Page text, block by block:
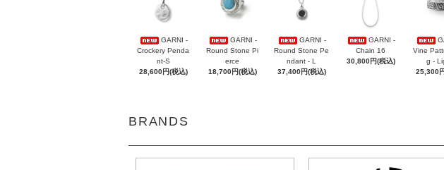
GARNI -
Crockery Penda
nt-S
28,600円(税込)
GARNI -
Round Stone Pi
erce
18,700円(税込)
GARNI -
Round Stone Pe
ndant - L
37,400円(税込)
GARNI -
Chain 16
30,800円(税込)
Vine
g -
25,300
BRANDS